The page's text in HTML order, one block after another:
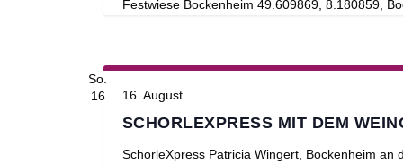
Festwiese Bockenheim 49.609869, 8.180859,
So.
16
SCHORLEXPRESS MIT DEM
16. August
SchorleXpress Patricia Wingert, Bockenheim an